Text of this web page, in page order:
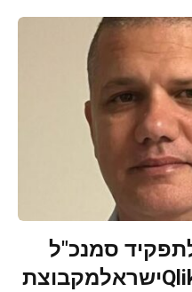
סמנכ"ל
מכירות ושותפים ב-Qlikישראלמקבוצת